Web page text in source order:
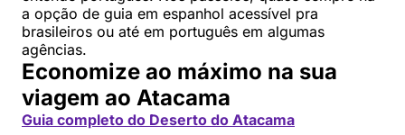
a opção de guia em espanhol acessível pra
brasileiros ou até em português em algumas
agências.
Economize ao máximo na sua
viagem ao Atacama
Guia completo do Deserto do Atacama